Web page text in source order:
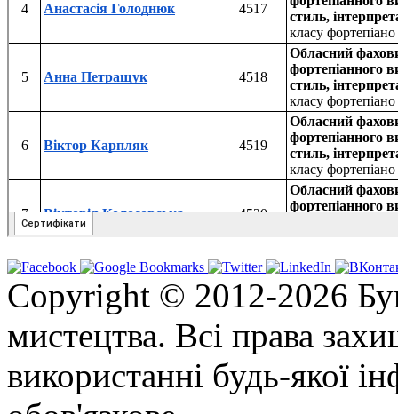
Copyright © 2012-2026
мистецтва. Всі права
використанні будь-якої